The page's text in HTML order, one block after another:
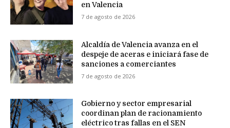
en Valencia
7 de agosto de 2026
Alcaldía de Valencia avanza en el
despeje de aceras e iniciará fase de
sanciones a comerciantes
7 de agosto de 2026
Gobierno y sector empresarial
coordinan plan de racionamiento
eléctrico tras fallas en el SEN